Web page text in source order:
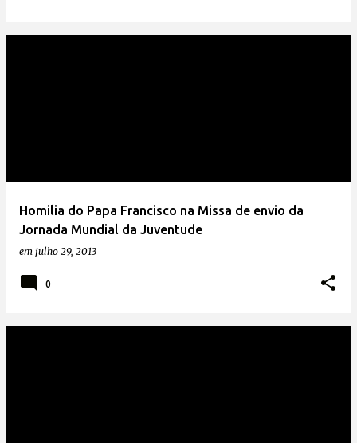
Homilia do Papa Francisco na Missa de envio da
Jornada Mundial da Juventude
em julho 29, 2013
0